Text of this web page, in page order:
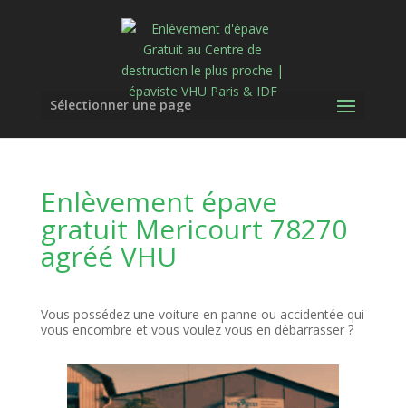
Sélectionner une page
Enlèvement épave
gratuit Mericourt 78270
agréé VHU
Vous possédez une voiture en panne ou accidentée qui
vous encombre et vous voulez vous en débarrasser ?